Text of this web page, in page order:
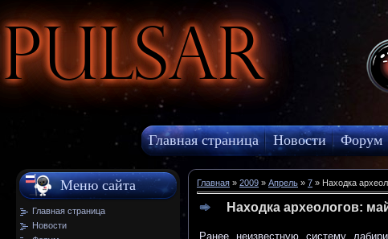
Pulsar
Главная страница Новости Форум
МКС онлайн
Меню сайта
Главная страница
Новости
Главная » 2009 » Апрель » 7 » Находка
Находка археологов:
Ранее неизвестную систему